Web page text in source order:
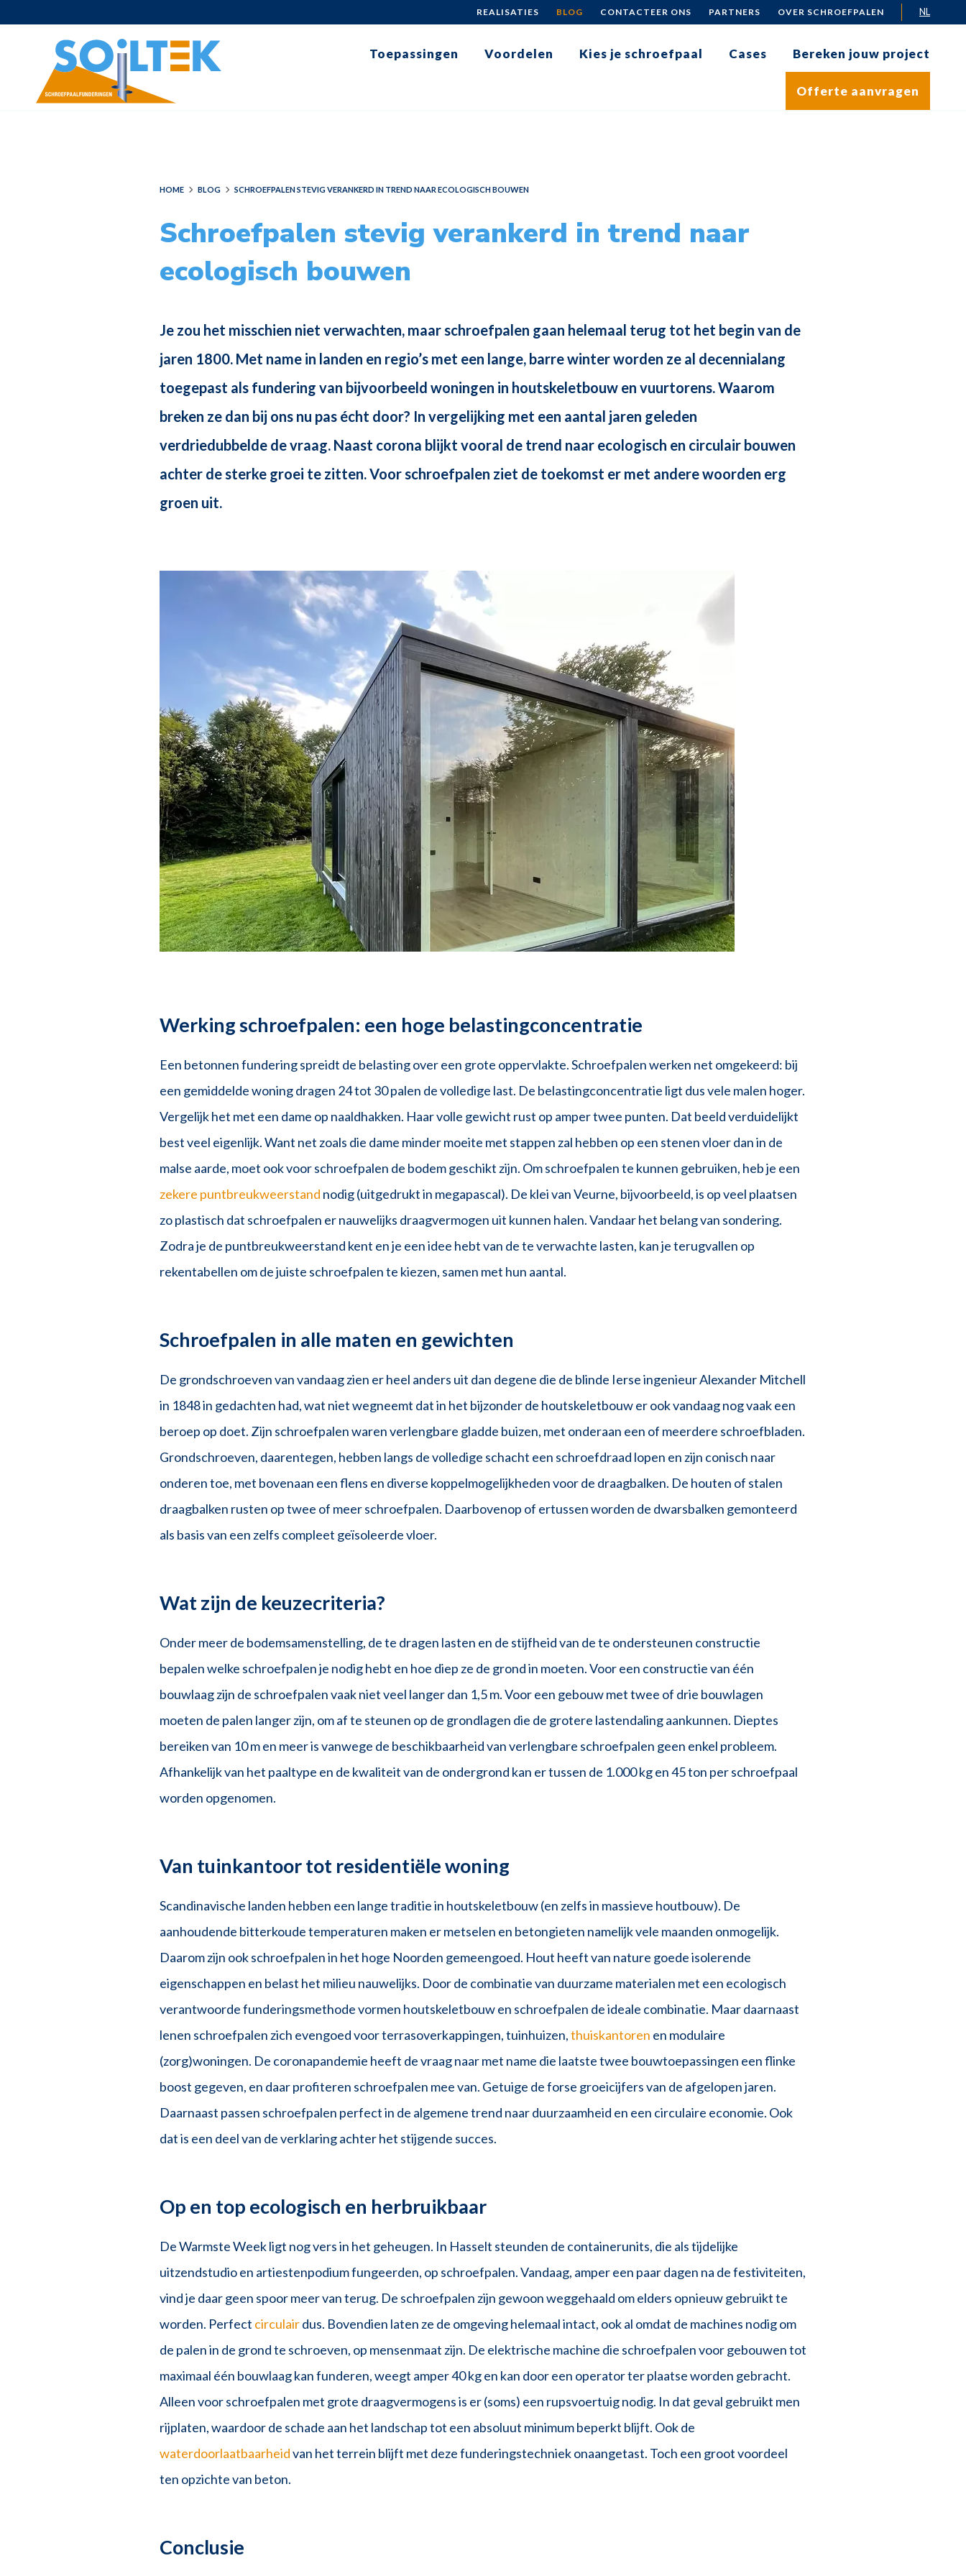
REALISATIES BLOG CONTACTEER ONS PARTNERS OVER SCHROEFPALEN NL
Toepassingen Voordelen Kies je schroefpaal Cases Bereken jouw project
Offerte aanvragen
HOME BLOG SCHROEFPALEN STEVIG VERANKERD IN TREND NAAR ECOLOGISCH BOUWEN
Schroefpalen stevig verankerd in trend naar
ecologisch bouwen
Je zou het misschien niet verwachten, maar schroefpalen gaan helemaal terug tot het begin van de
jaren 1800. Met name in landen en regio’s met een lange, barre winter worden ze al decennialang
toegepast als fundering van bijvoorbeeld woningen in houtskeletbouw en vuurtorens. Waarom
breken ze dan bij ons nu pas écht door? In vergelijking met een aantal jaren geleden
verdriedubbelde de vraag. Naast corona blijkt vooral de trend naar ecologisch en circulair bouwen
achter de sterke groei te zitten. Voor schroefpalen ziet de toekomst er met andere woorden erg
groen uit.
Werking schroefpalen: een hoge belastingconcentratie
Een betonnen fundering spreidt de belasting over een grote oppervlakte. Schroefpalen werken net omgekeerd: bij
een gemiddelde woning dragen 24 tot 30 palen de volledige last. De belastingconcentratie ligt dus vele malen hoger.
Vergelijk het met een dame op naaldhakken. Haar volle gewicht rust op amper twee punten. Dat beeld verduidelijkt
best veel eigenlijk. Want net zoals die dame minder moeite met stappen zal hebben op een stenen vloer dan in de
malse aarde, moet ook voor schroefpalen de bodem geschikt zijn. Om schroefpalen te kunnen gebruiken, heb je een
zekere puntbreukweerstand nodig (uitgedrukt in megapascal). De klei van Veurne, bijvoorbeeld, is op veel plaatsen
zo plastisch dat schroefpalen er nauwelijks draagvermogen uit kunnen halen. Vandaar het belang van sondering.
Zodra je de puntbreukweerstand kent en je een idee hebt van de te verwachte lasten, kan je terugvallen op
rekentabellen om de juiste schroefpalen te kiezen, samen met hun aantal.
Schroefpalen in alle maten en gewichten
De grondschroeven van vandaag zien er heel anders uit dan degene die de blinde Ierse ingenieur Alexander Mitchell
in 1848 in gedachten had, wat niet wegneemt dat in het bijzonder de houtskeletbouw er ook vandaag nog vaak een
beroep op doet. Zijn schroefpalen waren verlengbare gladde buizen, met onderaan een of meerdere schroefbladen.
Grondschroeven, daarentegen, hebben langs de volledige schacht een schroefdraad lopen en zijn conisch naar
onderen toe, met bovenaan een flens en diverse koppelmogelijkheden voor de draagbalken. De houten of stalen
draagbalken rusten op twee of meer schroefpalen. Daarbovenop of ertussen worden de dwarsbalken gemonteerd
als basis van een zelfs compleet geïsoleerde vloer.
Wat zijn de keuzecriteria?
Onder meer de bodemsamenstelling, de te dragen lasten en de stijfheid van de te ondersteunen constructie
bepalen welke schroefpalen je nodig hebt en hoe diep ze de grond in moeten. Voor een constructie van één
bouwlaag zijn de schroefpalen vaak niet veel langer dan 1,5 m. Voor een gebouw met twee of drie bouwlagen
moeten de palen langer zijn, om af te steunen op de grondlagen die de grotere lastendaling aankunnen. Dieptes
bereiken van 10 m en meer is vanwege de beschikbaarheid van verlengbare schroefpalen geen enkel probleem.
Afhankelijk van het paaltype en de kwaliteit van de ondergrond kan er tussen de 1.000 kg en 45 ton per schroefpaal
worden opgenomen.
Van tuinkantoor tot residentiële woning
Scandinavische landen hebben een lange traditie in houtskeletbouw (en zelfs in massieve houtbouw). De
aanhoudende bitterkoude temperaturen maken er metselen en betongieten namelijk vele maanden onmogelijk.
Daarom zijn ook schroefpalen in het hoge Noorden gemeengoed. Hout heeft van nature goede isolerende
eigenschappen en belast het milieu nauwelijks. Door de combinatie van duurzame materialen met een ecologisch
verantwoorde funderingsmethode vormen houtskeletbouw en schroefpalen de ideale combinatie. Maar daarnaast
lenen schroefpalen zich evengoed voor terrasoverkappingen, tuinhuizen,thuiskantoren en modulaire
(zorg)woningen. De coronapandemie heeft de vraag naar met name die laatste twee bouwtoepassingen een flinke
boost gegeven, en daar profiteren schroefpalen mee van. Getuige de forse groeicijfers van de afgelopen jaren.
Daarnaast passen schroefpalen perfect in de algemene trend naar duurzaamheid en een circulaire economie. Ook
dat is een deel van de verklaring achter het stijgende succes.
Op en top ecologisch en herbruikbaar
De Warmste Week ligt nog vers in het geheugen. In Hasselt steunden de containerunits, die als tijdelijke
uitzendstudio en artiestenpodium fungeerden, op schroefpalen. Vandaag, amper een paar dagen na de festiviteiten,
vind je daar geen spoor meer van terug. De schroefpalen zijn gewoon weggehaald om elders opnieuw gebruikt te
worden. Perfect circulairdus. Bovendien laten ze de omgeving helemaal intact, ook al omdat de machines nodig om
de palen in de grond te schroeven, op mensenmaat zijn. De elektrische machine die schroefpalen voor gebouwen tot
maximaal één bouwlaag kan funderen, weegt amper 40 kg en kan door een operator ter plaatse worden gebracht.
Alleen voor schroefpalen met grote draagvermogens is er (soms) een rupsvoertuig nodig. In dat geval gebruikt men
rijplaten, waardoor de schade aan het landschap tot een absoluut minimum beperkt blijft. Ook de
waterdoorlaatbaarheidvan het terrein blijft met deze funderingstechniek onaangetast. Toch een groot voordeel
ten opzichte van beton.
Conclusie